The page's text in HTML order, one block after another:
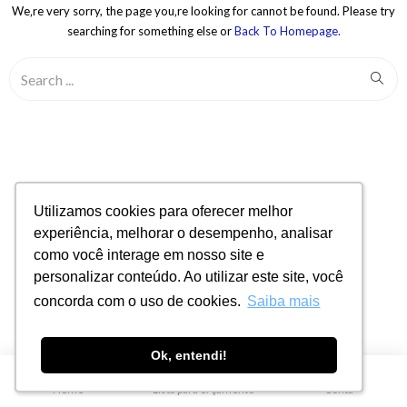
Utilizamos cookies para oferecer melhor
experiência, melhorar o desempenho, analisar
como você interage em nosso site e
personalizar conteúdo. Ao utilizar este site, você
concorda com o uso de cookies. Saiba mais
Ok, entendi!
Utilizamos cookies para oferecer melhor
experiência, melhorar o desempenho, analisar
como você interage em nosso site e
personalizar conteúdo. Ao utilizar este site, você
concorda com o uso de cookies. Saiba mais
Ok, entendi!
Home
0
Lista para orçamento Conta
We‚re very sorry, the page you‚re looking for cannot be found. Please try
searching for something else orBack To Homepage.